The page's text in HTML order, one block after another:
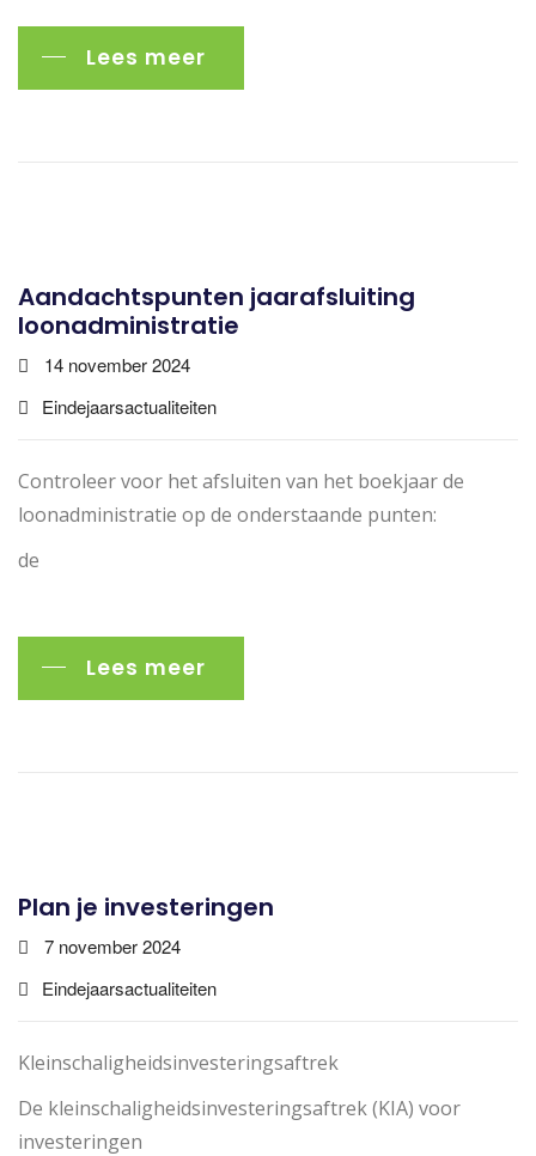
Lees meer
Aandachtspunten jaarafsluiting
loonadministratie
14 november 2024
Eindejaarsactualiteiten
Controleer voor het afsluiten van het boekjaar de
loonadministratie op de onderstaande punten:
de
Lees meer
Plan je investeringen
7 november 2024
Eindejaarsactualiteiten
Kleinschaligheidsinvesteringsaftrek
De kleinschaligheidsinvesteringsaftrek (KIA) voor
investeringen